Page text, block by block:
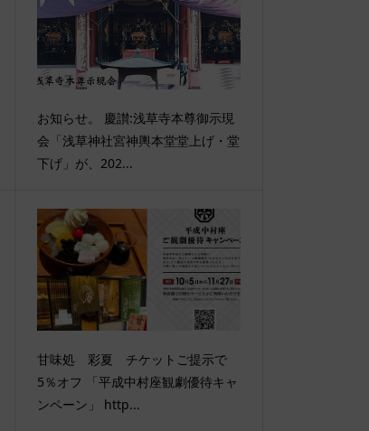
お知らせ。 慶讃:浅草寺本尊御示現
会「浅草神社宮神輿本堂堂上げ・堂
下げ」が、202...
甘味処 彩夏 チケットご提示で
5％オフ 「平成中村座観劇優待キャ
ンペーン」 http...